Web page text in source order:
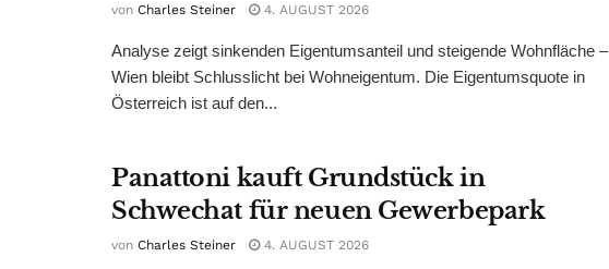
von Charles Steiner 4. AUGUST 2026
Analyse zeigt sinkenden Eigentumsanteil und steigende Wohnfläche –
Wien bleibt Schlusslicht bei Wohneigentum. Die Eigentumsquote in
Österreich ist auf den...
Panattoni kauft Grundstück in
Schwechat für neuen Gewerbepark
von Charles Steiner 4. AUGUST 2026